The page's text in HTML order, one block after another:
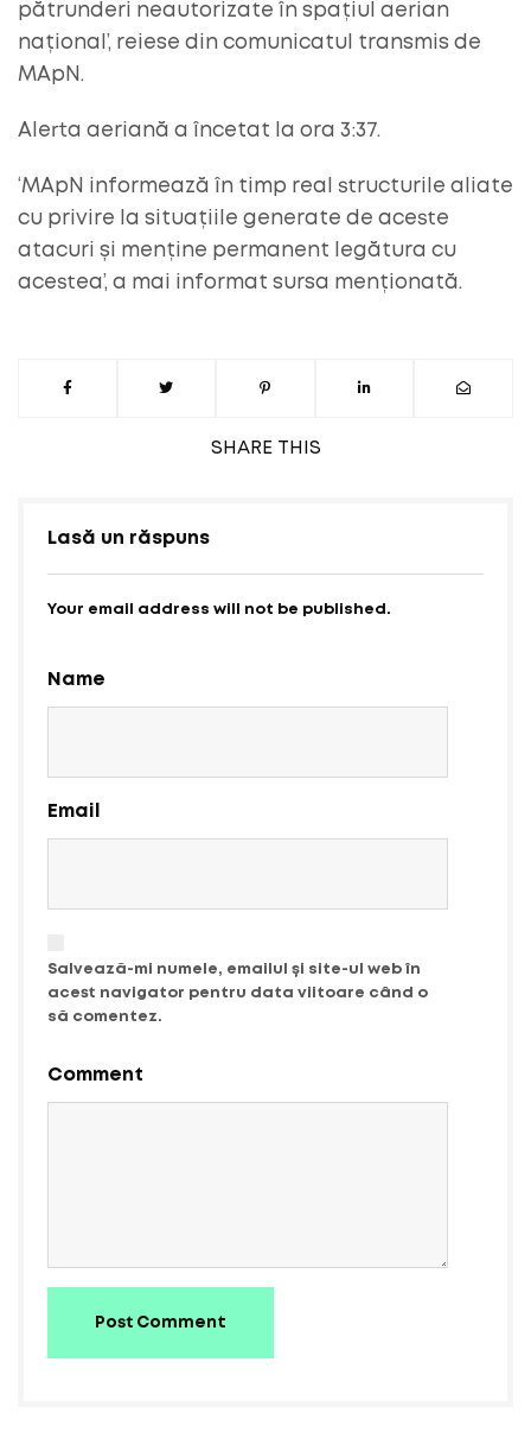
SHARE THIS
pătrunderi neautorizate în spațiul aerian
național’, reiese din comunicatul transmis de
MApN.
Alerta aeriană a încetat la ora 3:37.
‘MApN informează în timp real structurile aliate
cu privire la situațiile generate de aceste
atacuri și menține permanent legătura cu
acestea’, a mai informat sursa menționată.
Lasă un răspuns
Your email address will not be published.
Name
Email
Salvează-mi numele, emailul și site-ul web în
acest navigator pentru data viitoare când o
să comentez.
Comment
Post Comment